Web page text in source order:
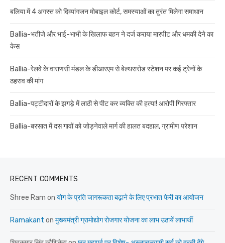
बलिया में 4 अगस्त को दिव्यांगजन मोबाइल कोर्ट, समस्याओं का तुरंत मिलेगा समाधान
Ballia-भतीजे और भाई-भाभी के खिलाफ बहन ने दर्ज कराया मारपीट और धमकी देने का
केस
Ballia-रेलवे के वाराणसी मंडल के डीआरएम से बेल्थरारोड स्टेशन पर कई ट्रेनों के
ठहराव की मांग
Ballia-पट्टीदारों के झगड़े में लाठी से पीट कर व्यक्ति की हत्या! आरोपी गिरफ्तार
Ballia-बरसात में दस गावों को जोड़नेवाले मार्ग की हालत बदहाल, ग्रामीण परेशान
RECENT COMMENTS
Shree Ram on योग के प्रति जागरूकता बढ़ाने के लिए प्रभात फेरी का आयोजन
Ramakant on मुख्यमंत्री ग्रामोद्योग रोजगार योजना का लाभ उठायें लाभार्थी